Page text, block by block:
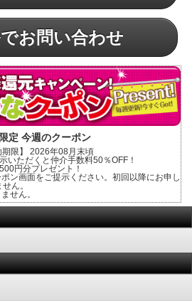
お問い合わせ
定 今週のクーポン
限】 2026年08月末頃
いただくと仲介手数料50％OFF！
円分プレゼント！
ン画面をご提示ください。初回以降にお申し
ん。
せん。